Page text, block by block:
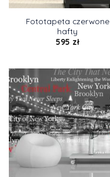
Fototapeta czerwone
hafty
595 zł